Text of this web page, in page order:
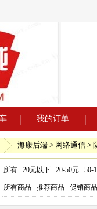
我的订单
海康后端 > 网络通信 >
所有 20元以下 20-50元 50-
所有商品 推荐商品 促销商品